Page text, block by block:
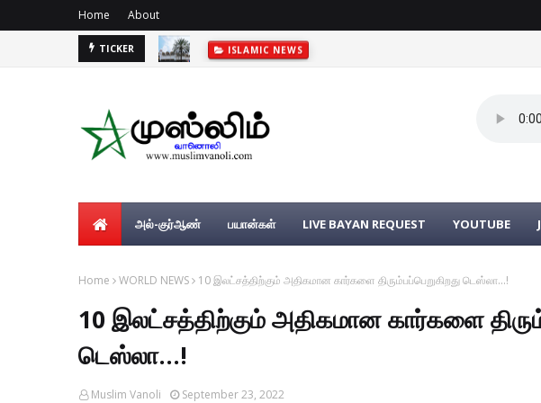
Home About
TICKER ISLAMIC NEWS
அல்-குர்ஆண் பயான்கள் LIVE BAYAN REQUEST YOUTUBE
Home WORLD NEWS 10 இலட்சத்திற்கும் அதிகமான கார்களை திரும்பப்பெறுகிறது டெஸ்லா...!
10 இலட்சத்திற்கும் அதிகமான கார்களை
டெஸ்லா...!
Muslim Vanoli September 23, 2022